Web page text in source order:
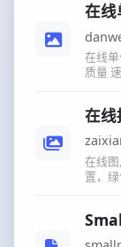
在线
在线
质量
在线
在线
置，